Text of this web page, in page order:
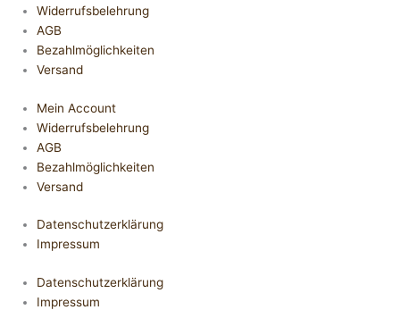
Widerrufsbelehrung
AGB
Bezahlmöglichkeiten
Versand
Mein Account
Widerrufsbelehrung
AGB
Bezahlmöglichkeiten
Versand
Datenschutzerklärung
Impressum
Datenschutzerklärung
Impressum